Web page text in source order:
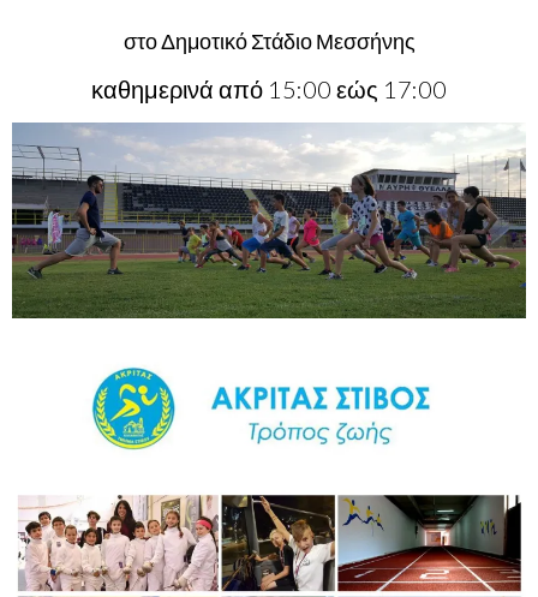
στο Δημοτικό Στάδιο Μεσσήνης
καθημερινά από 15:00 εώς 17:00